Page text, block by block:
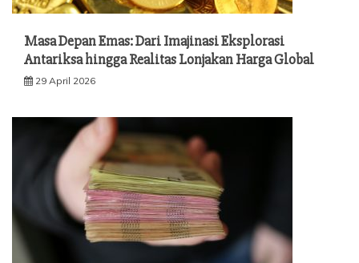
Masa Depan Emas: Dari Imajinasi Eksplorasi
Antariksa hingga Realitas Lonjakan Harga Global
29 April 2026